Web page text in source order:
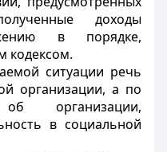
доходы
в порядке,
кодексом.
ситуации речь
организации, а по
организации,
в социальной